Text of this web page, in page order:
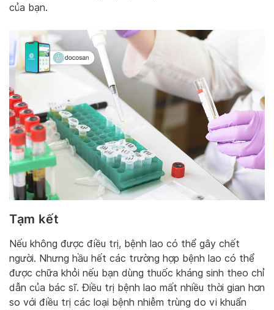
của bạn.
Tạm kết
Nếu không được điều trị, bệnh lao có thể gây chết
người. Nhưng hầu hết các trường hợp bệnh lao có thể
được chữa khỏi nếu bạn dùng thuốc kháng sinh theo chỉ
dẫn của bác sĩ. Điều trị bệnh lao mất nhiều thời gian hơn
so với điều trị các loại bệnh nhiễm trùng do vi khuẩn